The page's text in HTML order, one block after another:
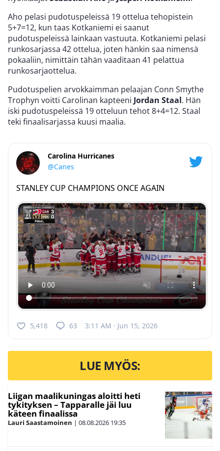
Aho pelasi pudotuspeleissä 19 ottelua tehopistein
5+7=12, kun taas Kotkaniemi ei saanut
pudotuspeleissä lainkaan vastuuta. Kotkaniemi pelasi
runkosarjassa 42 ottelua, joten hänkin saa nimensä
pokaaliin, nimittäin tähän vaaditaan 41 pelattua
runkosarjaottelua.
Pudotuspelien arvokkaimman pelaajan Conn Smythe
Trophyn voitti Carolinan kapteeni Jordan Staal. Hän
iski pudotuspeleissä 19 otteluun tehot 8+4=12. Staal
teki finaalisarjassa kuusi maalia.
Carolina Hurricanes
@Canes
STANLEY CUP CHAMPIONS ONCE AGAIN
5,418 63 3:11 AM · Jun 15, 2026
LUE MYÖS:
Liigan maalikuningas aloitti heti
tykityksen – Tapparalle jäi luu
käteen finaalissa
Lauri Saastamoinen | 08.08.2026 19:35